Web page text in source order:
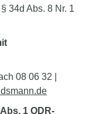
34d Abs. 8 Nr. 1
08 06 32 |
1 ODR-